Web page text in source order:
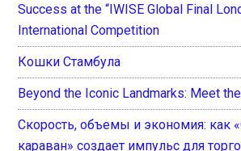
Success at the “IWISE Global Final
International Competition
Кошки Стамбула
Beyond the Iconic Landmarks: Meet
Скорость, объемы и экономия: как
караван» создает импульс для